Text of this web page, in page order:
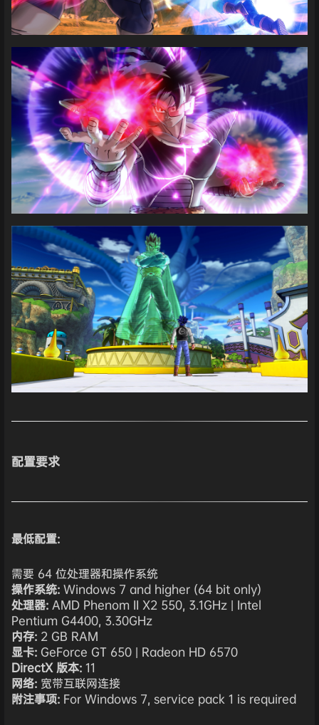
配置要求
最低配置:
需要 64 位处理器和操作系统
操作系统: Windows 7 and higher (64 bit only)
处理器: AMD Phenom II X2 550, 3.1GHz | Intel
Pentium G4400, 3.30GHz
内存: 2 GB RAM
显卡: GeForce GT 650 | Radeon HD 6570
DirectX 版本: 11
网络: 宽带互联网连接
附注事项: For Windows 7, service pack 1 is required